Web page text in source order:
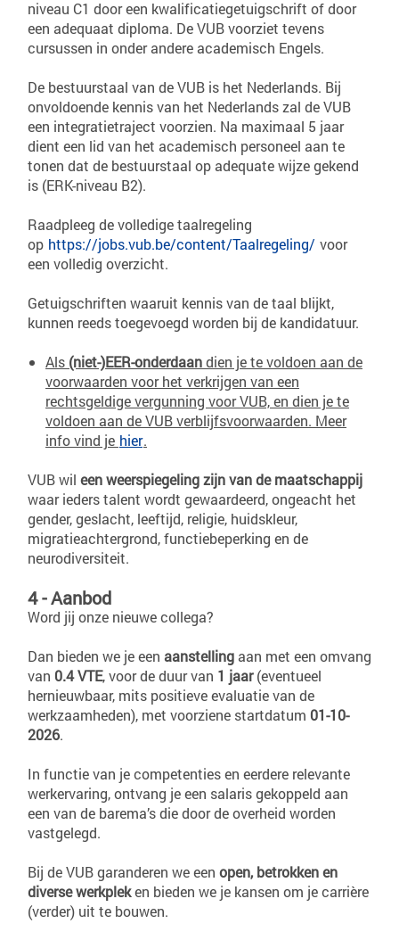
niveau C1 door een kwalificatiegetuigschrift of door
een adequaat diploma. De VUB voorziet tevens
cursussen in onder andere academisch Engels.
De bestuurstaal van de VUB is het Nederlands. Bij
onvoldoende kennis van het Nederlands zal de VUB
een integratietraject voorzien. Na maximaal 5 jaar
dient een lid van het academisch personeel aan te
tonen dat de bestuurstaal op adequate wijze gekend
is (ERK-niveau B2).
Raadpleeg de volledige taalregeling
op https://jobs.vub.be/content/Taalregeling/ voor
een volledig overzicht.
Getuigschriften waaruit kennis van de taal blijkt,
kunnen reeds toegevoegd worden bij de kandidatuur.
Als (niet-)EER-onderdaandien je te voldoen aan de
voorwaarden voor het verkrijgen van een
rechtsgeldige vergunning voor VUB, en dien je te
voldoen aan de VUB verblijfsvoorwaarden. Meer
info vind je hier.
VUB wil een weerspiegeling zijn van de maatschappij
waar ieders talent wordt gewaardeerd, ongeacht het
gender, geslacht, leeftijd, religie, huidskleur,
migratieachtergrond, functiebeperking en de
neurodiversiteit.
4 - Aanbod
Word jij onze nieuwe collega?
Dan bieden we je een aanstelling aan met een omvang
van 0.4 VTE, voor de duur van 1 jaar(eventueel
hernieuwbaar, mits positieve evaluatie van de
werkzaamheden), met voorziene startdatum 01-10-
2026.
In functie van je competenties en eerdere relevante
werkervaring, ontvang je een salaris gekoppeld aan
een van de barema’s die door de overheid worden
vastgelegd.
Bij de VUB garanderen we een open, betrokken en
diverse werkpleken bieden we je kansen om je carrière
(verder) uit te bouwen.